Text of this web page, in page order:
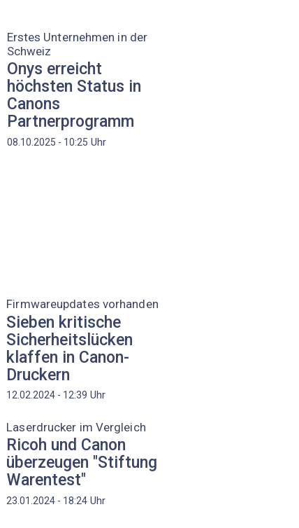
Erstes Unternehmen in der
Schweiz
Onys erreicht
höchsten Status in
Canons
Partnerprogramm
08.10.2025 - 10:25 Uhr
Firmwareupdates vorhanden
Sieben kritische
Sicherheitslücken
klaffen in Canon-
Druckern
12.02.2024 - 12:39 Uhr
Laserdrucker im Vergleich
Ricoh und Canon
überzeugen "Stiftung
Warentest"
23.01.2024 - 18:24 Uhr